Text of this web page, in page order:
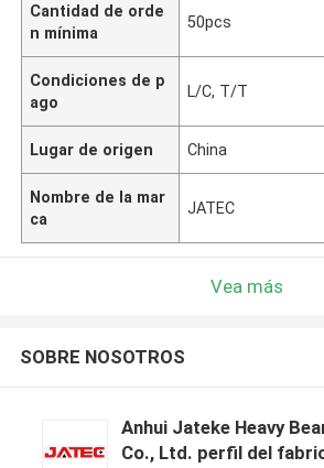
Cantidad de orde
n mínima
50pcs
Condiciones de p
ago
L/C, T/T
Lugar de origen China
Nombre de la mar
ca
JATEC
Vea más
SOBRE NOSOTROS
Anhui Jateke Heavy
Co., Ltd. perfil del